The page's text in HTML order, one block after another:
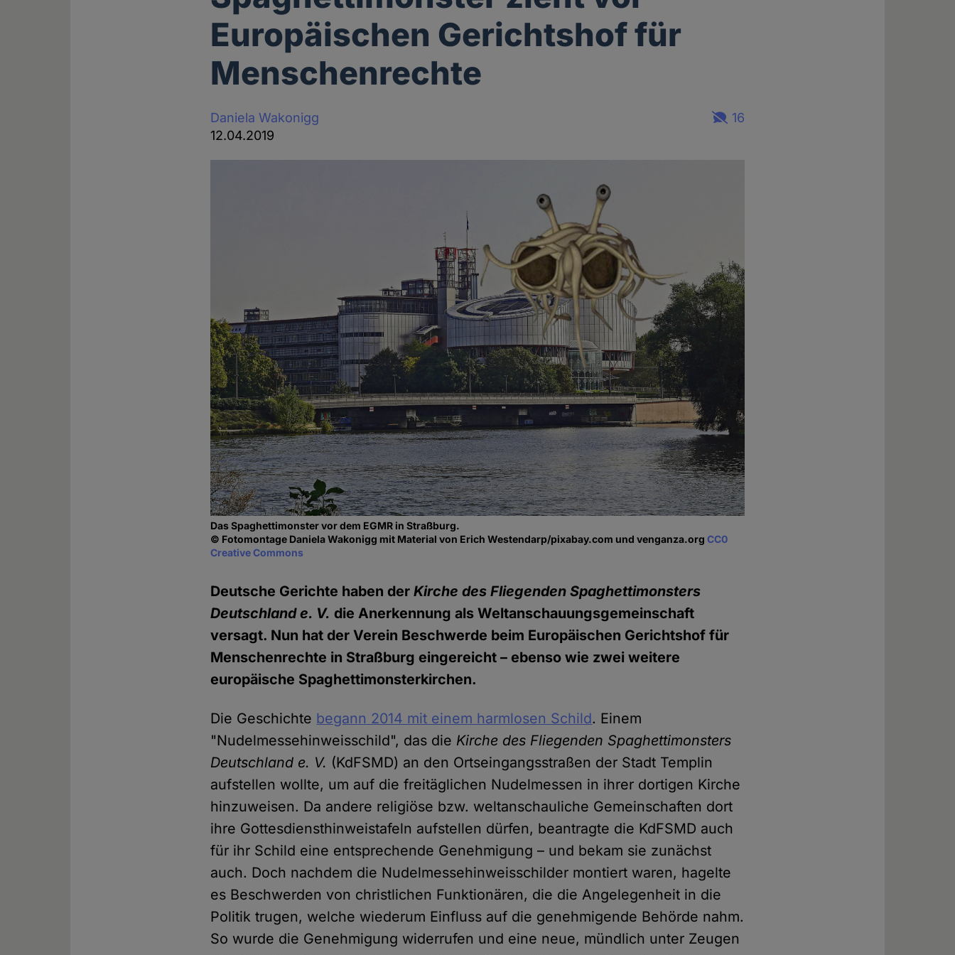
Europäischen Gerichtshof für
Menschenrechte
Daniela Wakonigg
12.04.2019
16
Das Spaghettimonster vor dem EGMR in Straßburg.
© Fotomontage Daniela Wakonigg mit Material von Erich Westendarp/pixabay.com und venganza.orgCC0
Creative Commons
Deutsche Gerichte haben derKirche des Fliegenden Spaghettimonsters
Deutschland e. V. die Anerkennung als Weltanschauungsgemeinschaft
versagt. Nun hat der Verein Beschwerde beim Europäischen Gerichtshof für
Menschenrechte in Straßburg eingereicht – ebenso wie zwei weitere
europäische Spaghettimonsterkirchen.
Die Geschichte begann 2014 mit einem harmlosen Schild. Einem
"Nudelmessehinweisschild", das die Kirche des Fliegenden Spaghettimonsters
Deutschland e. V. (KdFSMD) an den Ortseingangsstraßen der Stadt Templin
aufstellen wollte, um auf die freitäglichen Nudelmessen in ihrer dortigen Kirche
hinzuweisen. Da andere religiöse bzw. weltanschauliche Gemeinschaften dort
ihre Gottesdiensthinweistafeln aufstellen dürfen, beantragte die KdFSMD auch
für ihr Schild eine entsprechende Genehmigung – und bekam sie zunächst
auch. Doch nachdem die Nudelmessehinweisschilder montiert waren, hagelte
es Beschwerden von christlichen Funktionären, die die Angelegenheit in die
Politik trugen, welche wiederum Einfluss auf die genehmigende Behörde nahm.
So wurde die Genehmigung widerrufen und eine neue, mündlich unter Zeugen